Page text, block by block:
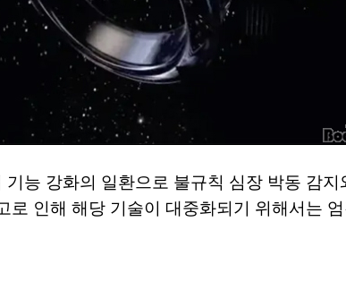
능 강화의 일환으로 불규칙 심장 박동 감
인해 해당 기술이 대중화되기 위해서는